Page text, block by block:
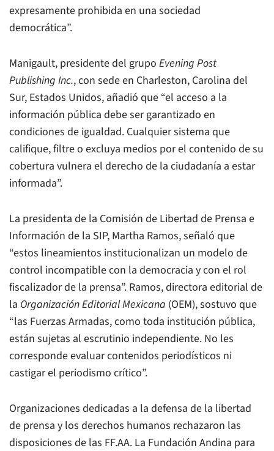
expresamente prohibida en una sociedad
democrática”.
Manigault, presidente del grupo Evening Post
Publishing Inc., con sede en Charleston, Carolina del
Sur, Estados Unidos, añadió que “el acceso a la
información pública debe ser garantizado en
condiciones de igualdad. Cualquier sistema que
califique, filtre o excluya medios por el contenido de su
cobertura vulnera el derecho de la ciudadanía a estar
informada”.
La presidenta de la Comisión de Libertad de Prensa e
Información de la SIP, Martha Ramos, señaló que
“estos lineamientos institucionalizan un modelo de
control incompatible con la democracia y con el rol
fiscalizador de la prensa”. Ramos, directora editorial de
la Organización Editorial Mexicana (OEM), sostuvo que
“las Fuerzas Armadas, como toda institución pública,
están sujetas al escrutinio independiente. No les
corresponde evaluar contenidos periodísticos ni
castigar el periodismo crítico”.
Organizaciones dedicadas a la defensa de la libertad
de prensa y los derechos humanos rechazaron las
disposiciones de las FF.AA. La Fundación Andina para